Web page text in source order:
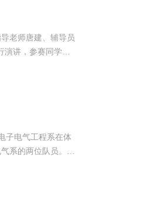
老师唐建、辅导员
子电气工程系在体